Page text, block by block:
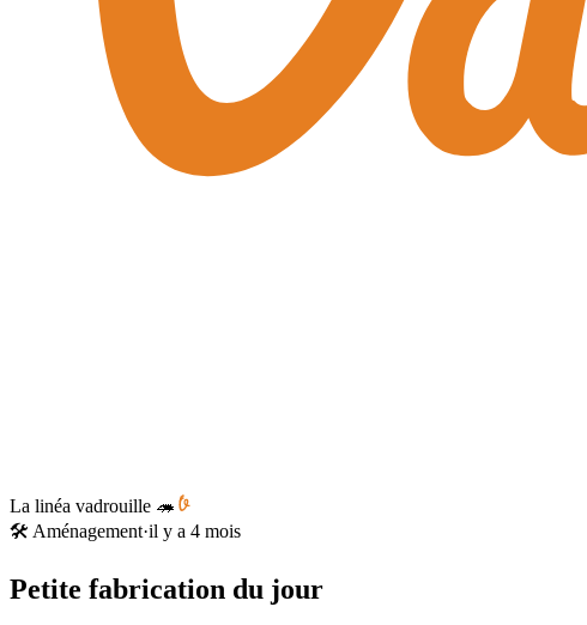
La linéa vadrouille 🦔
🛠️ Aménagement·il y a 4 mois
Petite fabrication du jour